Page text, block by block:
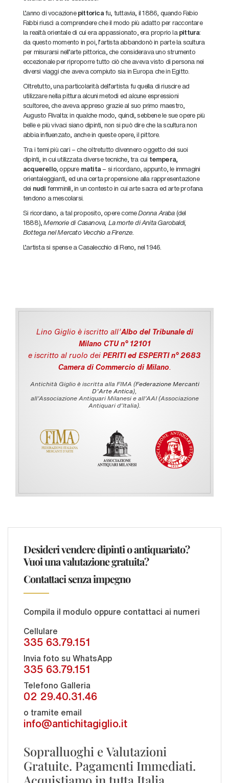
L’anno di vocazionepittoricafu, tuttavia, il 1886, quando Fabio
Fabbi riuscì a comprendere che il modo più adatto per raccontare
la realtà orientale di cui era appassionato, era proprio la pittura:
da questo momento in poi, l’artista abbandonò in parte la scultura
per misurarsi nell’arte pittorica, che considerava uno strumento
eccezionale per riproporre tutto ciò che aveva visto di persona nei
diversi viaggi che aveva compiuto sia in Europa che in Egitto.
Oltretutto, una particolarità dell’artista fu quella di riuscire ad
utilizzare nella pittura alcuni metodi ed alcune espressioni
scultoree, che aveva appreso grazie al suo primo maestro,
Augusto Rivalta: in qualche modo, quindi, sebbene le sue opere più
belle e più vivaci siano dipinti, non si può dire che la scultura non
abbia influenzato, anche in queste opere, il pittore.
Tra i temi più cari – che oltretutto divennero oggetto dei suoi
dipinti, in cui utilizzata diverse tecniche, tra cui tempera,
acquerello, oppure matita – si ricordano, appunto, le immagini
orientaleggianti, ed una certa propensione alla rappresentazione
dei nudi femminili, in un contesto in cui arte sacra ed arte profana
tendono a mescolarsi.
Si ricordano, a tal proposito, opere comeDonna Araba(del
1888),Memorie di Casanova, La morte di Anita Garobaldi,
Bottega nel Mercato Vecchio a Firenze.
L’artista si spense a Casalecchio di Reno, nel 1946.
Lino Giglio è iscritto all'Albo del Tribunale di
Milano CTU n° 12101
e iscritto al ruolo dei PERITI ed ESPERTI n° 2683
Camera di Commercio di Milano.
Antichità Giglio è iscritta alla FIMA (Federazione Mercanti
D'Arte Antica),
all’Associazione Antiquari Milanesi e all’AAI (Associazione
Antiquari d’Italia).
Desideri vendere dipinti o antiquariato?
Vuoi una valutazione gratuita?
Contattaci senza impegno
Compila il modulo oppure contattaci ai numeri
Cellulare
335 63.79.151
Invia foto su WhatsApp
335 63.79.151
Telefono Galleria
02 29.40.31.46
o tramite email
info@antichitagiglio.it
Sopralluoghi e Valutazioni
Gratuite. Pagamenti Immediati.